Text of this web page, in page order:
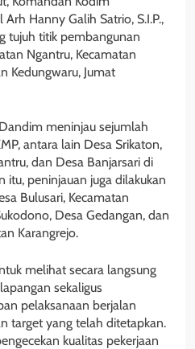
Hanny Galih Satrio, S.I.P.,
tujuh titik pembangunan
Ngantru, Kecamatan
Kedungwaru, Jumat
meninjau sejumlah
antara lain Desa Srikaton,
dan Desa Banjarsari di
itu, peninjauan juga dilakukan
Bulusari, Kecamatan
Desa Gedangan, dan
Karangrejo.
melihat secara langsung
sekaligus
pelaksanaan berjalan
target yang telah ditetapkan.
kualitas pekerjaan